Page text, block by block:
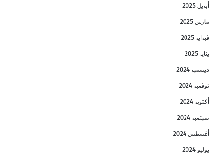
أبريل 2025
مارس 2025
فبراير 2025
يناير 2025
ديسمبر 2024
نوفمبر 2024
أكتوبر 2024
سبتمبر 2024
أغسطس 2024
يوليو 2024